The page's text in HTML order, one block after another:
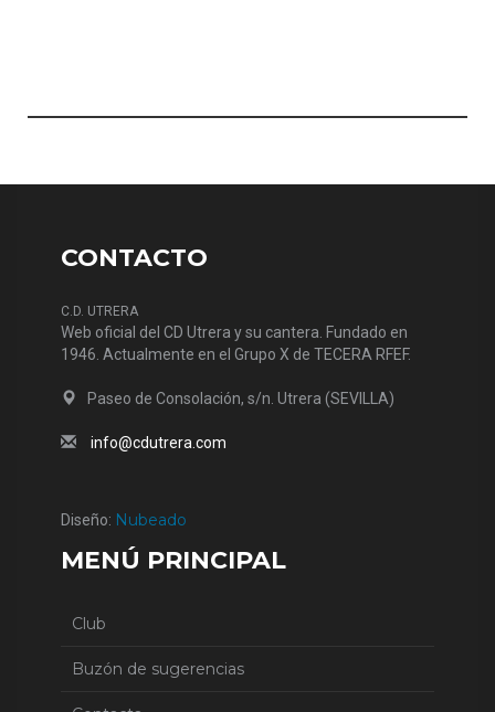
CONTACTO
C.D. UTRERA
Web oficial del CD Utrera y su cantera. Fundado en
1946. Actualmente en el Grupo X de TECERA RFEF.
Paseo de Consolación, s/n. Utrera (SEVILLA)
info@cdutrera.com
Diseño: Nubeado
MENÚ PRINCIPAL
Club
Buzón de sugerencias